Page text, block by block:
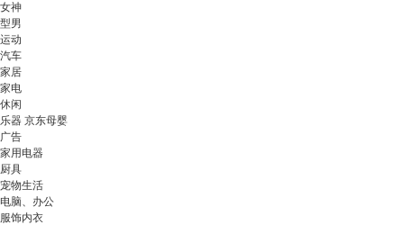
女神
型男
运动
汽车
家居
家电
休闲
乐器 京东母婴
广告
家用电器
厨具
宠物生活
电脑、办公
服饰内衣